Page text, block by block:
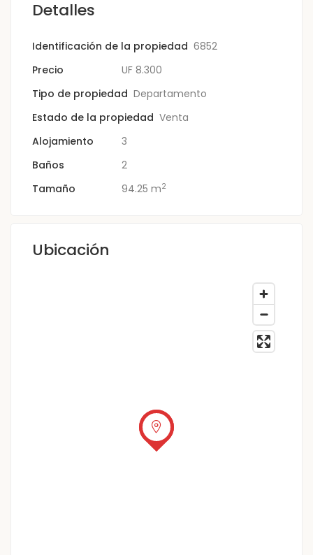
Detalles
Identificación de la propiedad 6852
Precio
UF 8.300
Tipo de propiedad Departamento
Estado de la propiedad Venta
Alojamiento
3
Baños
2
Tamaño
94.25 m2
Ubicación